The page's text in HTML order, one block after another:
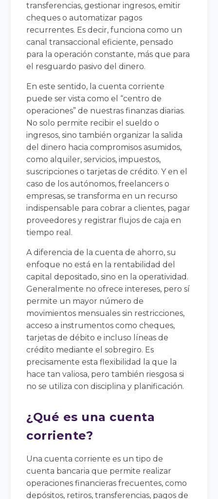
transferencias, gestionar ingresos, emitir
cheques o automatizar pagos
recurrentes. Es decir, funciona como un
canal transaccional eficiente, pensado
para la operación constante, más que para
el resguardo pasivo del dinero.
En este sentido, la cuenta corriente
puede ser vista como el “centro de
operaciones” de nuestras finanzas diarias.
No solo permite recibir el sueldo o
ingresos, sino también organizar la salida
del dinero hacia compromisos asumidos,
como alquiler, servicios, impuestos,
suscripciones o tarjetas de crédito. Y en el
caso de los autónomos, freelancers o
empresas, se transforma en un recurso
indispensable para cobrar a clientes, pagar
proveedores y registrar flujos de caja en
tiempo real.
A diferencia de la cuenta de ahorro, su
enfoque no está en la rentabilidad del
capital depositado, sino en la operatividad.
Generalmente no ofrece intereses, pero sí
permite un mayor número de
movimientos mensuales sin restricciones,
acceso a instrumentos como cheques,
tarjetas de débito e incluso líneas de
crédito mediante el sobregiro. Es
precisamente esta flexibilidad la que la
hace tan valiosa, pero también riesgosa si
no se utiliza con disciplina y planificación.
¿Qué es una cuenta
corriente?
Una cuenta corriente es un tipo de
cuenta bancaria que permite realizar
operaciones financieras frecuentes, como
depósitos, retiros, transferencias, pagos de